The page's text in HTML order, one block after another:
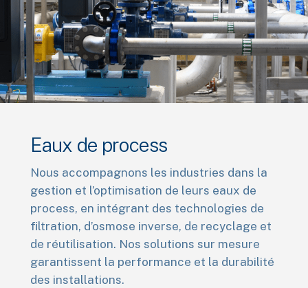
Eaux de process
Nous accompagnons les industries dans la
gestion et l’optimisation de leurs eaux de
process, en intégrant des technologies de
filtration, d’osmose inverse, de recyclage et
de réutilisation. Nos solutions sur mesure
garantissent la performance et la durabilité
des installations.